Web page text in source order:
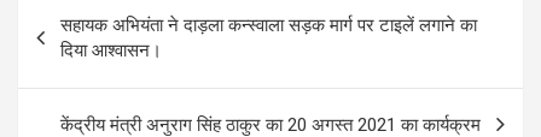
navigation
सहायक अभियंता ने दाड़ला कन्स्वाला सड़क मार्ग पर टाइलें लगाने का
दिया आश्वासन।
केंद्रीय मंत्री अनुराग सिंह ठाकुर का 20 अगस्त 2021 का कार्यक्रम